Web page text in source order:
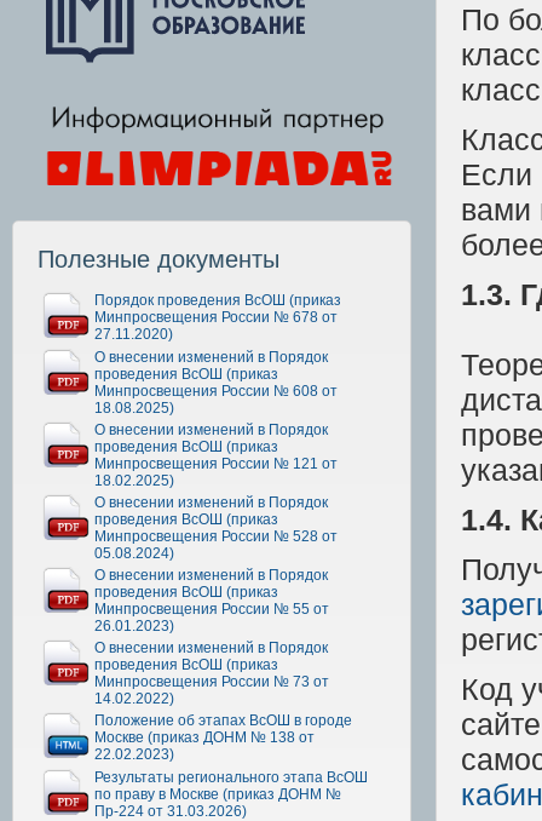
Полезные документы
Порядок проведения ВсОШ (приказ
Минпросвещения России № 678 от
27.11.2020)
О внесении изменений в Порядок
проведения ВсОШ (приказ
Минпросвещения России № 608 от
18.08.2025)
О внесении изменений в Порядок
проведения ВсОШ (приказ
Минпросвещения России № 121 от
18.02.2025)
О внесении изменений в Порядок
проведения ВсОШ (приказ
Минпросвещения России № 528 от
05.08.2024)
О внесении изменений в Порядок
проведения ВсОШ (приказ
Минпросвещения России № 55 от
26.01.2023)
О внесении изменений в Порядок
проведения ВсОШ (приказ
Минпросвещения России № 73 от
14.02.2022)
Положение об этапах ВсОШ в городе
Москве (приказ ДОНМ № 138 от
22.02.2023)
Результаты регионального этапа ВсОШ
по праву в Москве (приказ ДОНМ №
Пр-224 от 31.03.2026)
По
Если
вами
1.3.
1.4.
Код